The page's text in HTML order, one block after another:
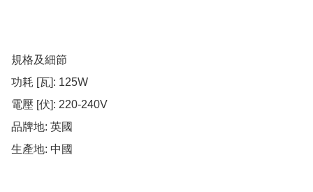
規格及細節
功耗 [瓦]: 125W
電壓 [伏]: 220-240V
品牌地: 英國
生產地: 中國